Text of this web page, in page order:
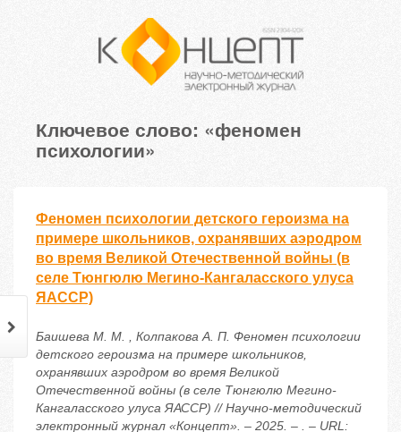
Ключевое слово: «феномен
психологии»
Феномен психологии детского героизма на
примере школьников, охранявших аэродром
во время Великой Отечественной войны (в
селе Тюнгюлю Мегино-Кангаласского улуса
ЯАССР)
Баишева М. М. , Колпакова А. П. Феномен психологии
детского героизма на примере школьников,
охранявших аэродром во время Великой
Отечественной войны (в селе Тюнгюлю Мегино-
Кангаласского улуса ЯАССР) // Научно-методический
электронный журнал «Концепт». – 2025. – . – URL: